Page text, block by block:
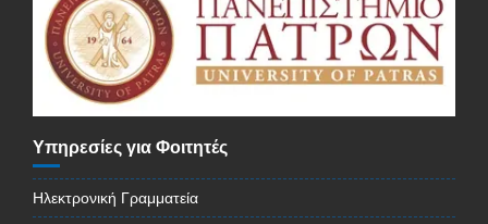
Υπηρεσίες για Φοιτητές
Ηλεκτρονική Γραμματεία